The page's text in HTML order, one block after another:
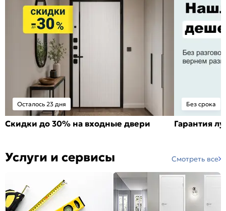
Осталось 23 дня
Скидки до 30% на входные двери
Без срока
Гарантия
Услуги и сервисы Смотреть все